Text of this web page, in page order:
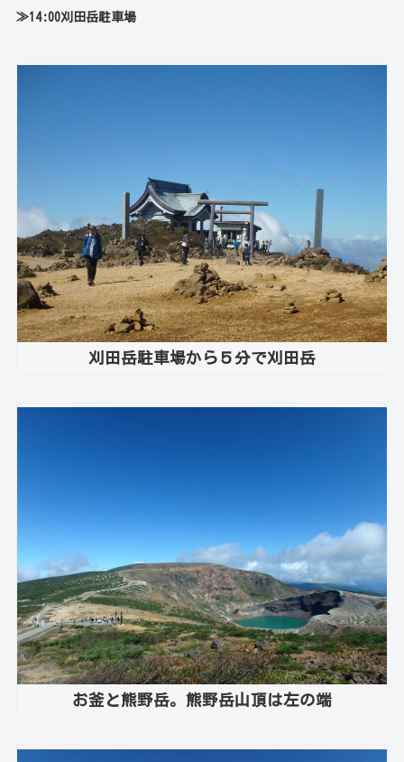
≫14:00刈田岳駐車場
刈田岳駐車場から５分で刈田岳
お釜と熊野岳。熊野岳山頂は左の端